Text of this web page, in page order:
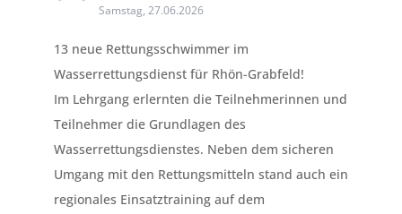
Samstag, 27.06.2026
13 neue Rettungsschwimmer im
Wasserrettungsdienst für Rhön-Grabfeld!
Im Lehrgang erlernten die Teilnehmerinnen und
Teilnehmer die Grundlagen des
Wasserrettungsdienstes. Neben dem sicheren
Umgang mit den Rettungsmitteln stand auch ein
regionales Einsatztraining auf dem